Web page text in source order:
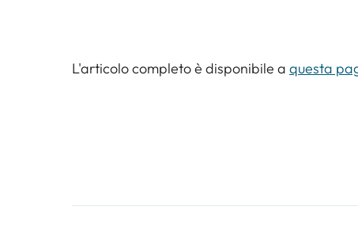
L'articolo completo è disponibile a questa